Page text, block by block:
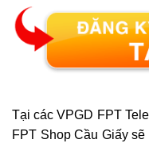
Tại các VPGD FPT
FPT Shop Cầu Giấy